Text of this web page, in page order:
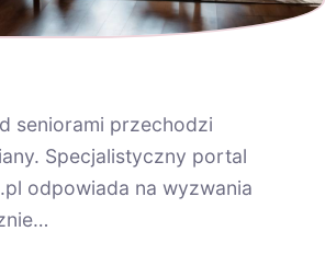
seniorami przechodzi
Specjalistyczny portal
odpowiada na wyzwania